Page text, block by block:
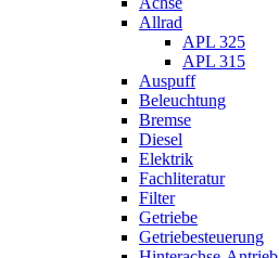
Allrad
APL 325
APL 315
Auspuff
Beleuchtung
Bremse
Diesel
Elektrik
Fachliteratur
Filter
Getriebe
Getriebesteuerung